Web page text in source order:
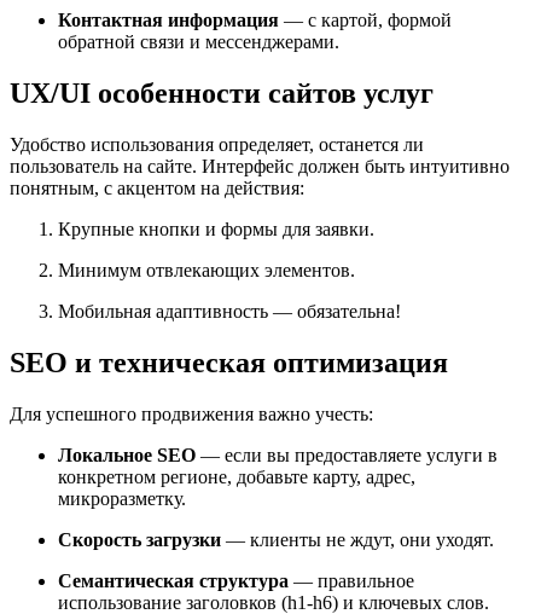
Контактная информация — с картой, формой
обратной связи и мессенджерами.
UX/UI особенности сайтов услуг
Удобство использования определяет, останется ли
пользователь на сайте. Интерфейс должен быть интуитивно
понятным, с акцентом на действия:
Крупные кнопки и формы для заявки.
Минимум отвлекающих элементов.
Мобильная адаптивность — обязательна!
SEO и техническая оптимизация
Для успешного продвижения важно учесть:
Локальное SEO — если вы предоставляете услуги в
конкретном регионе, добавьте карту, адрес,
микроразметку.
Скорость загрузки — клиенты не ждут, они уходят.
Семантическая структура — правильное
использование заголовков (h1-h6) и ключевых слов.